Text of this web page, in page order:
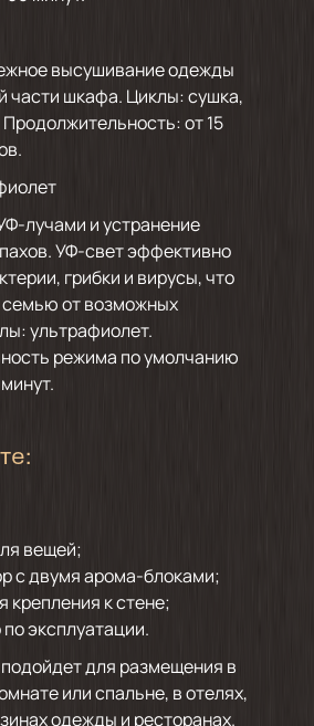
высушивание одежды
части шкафа. Циклы: сушка,
от 15
лучами и устранение
УФ-свет эффективно
грибки и вирусы, что
от возможных
ультрафиолет.
режима по умолчанию
вещей;
с двумя арома-блоками;
крепления к стене;
эксплуатации.
для размещения в
или спальне, в отелях,
одежды и ресторанах.